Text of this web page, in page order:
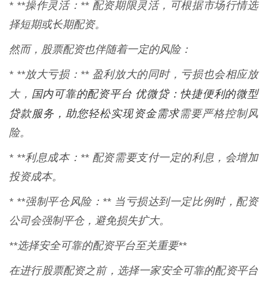
* **操作灵活：** 配资期限灵活，可根据市场行情选
择短期或长期配资。
然而，股票配资也伴随着一定的风险：
* **放大亏损：** 盈利放大的同时，亏损也会相应放
大， 国内可靠的配资平台 优微贷：快捷便利的微型
贷款服务，助您轻松实现资金需求需要严格控制风
险。
* **利息成本：** 配资需要支付一定的利息，会增加
投资成本。
* **强制平仓风险：** 当亏损达到一定比例时，配资
公司会强制平仓，避免损失扩大。
**选择安全可靠的配资平台至关重要**
在进行股票配资之前，选择一家安全可靠的配资平台